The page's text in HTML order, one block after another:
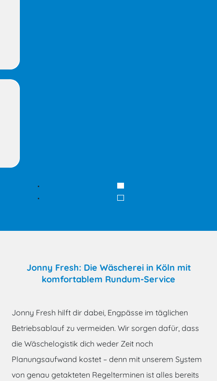
Jonny Fresh: Die Wäscherei in Köln mit
komfortablem Rundum-Service
Jonny Fresh hilft dir dabei, Engpässe im täglichen
Betriebsablauf zu vermeiden. Wir sorgen dafür, dass
die Wäschelogistik dich weder Zeit noch
Planungsaufwand kostet – denn mit unserem System
von genau getakteten Regelterminen ist alles bereits